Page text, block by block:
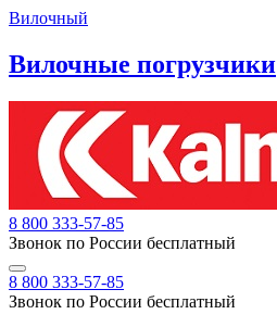
Вилочный
Вилочные погрузчики
8 800 333-57-85
Звонок по России бесплатный
8 800 333-57-85
Звонок по России бесплатный